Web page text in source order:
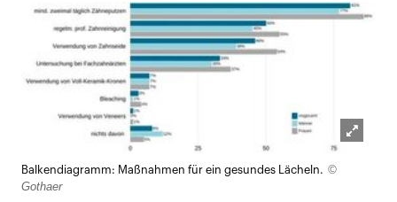
Balkendiagramm: Maßnahmen für ein gesundes Lächeln. ©
Gothaer